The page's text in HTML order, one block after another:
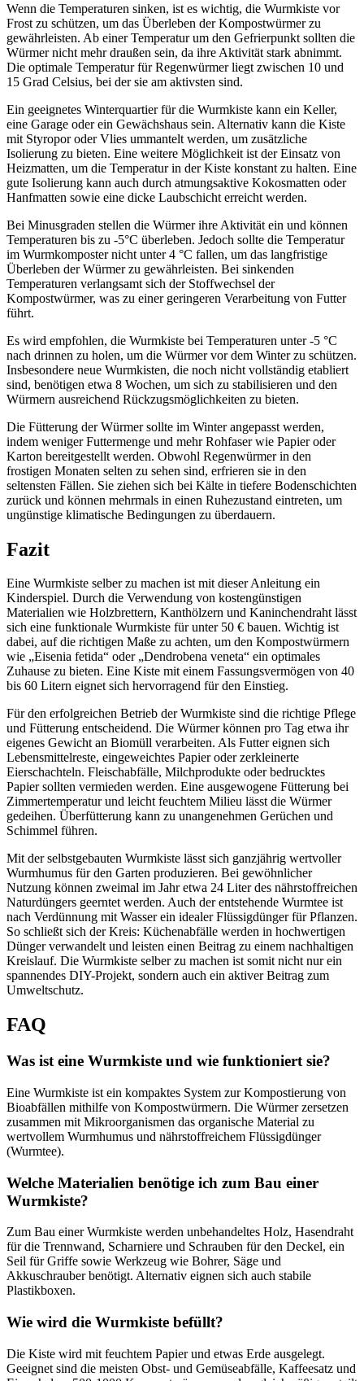
Wenn die Temperaturen sinken, ist es wichtig, die Wurmkiste vor
Frost zu schützen, um das Überleben der Kompostwürmer zu
gewährleisten. Ab einer Temperatur um den Gefrierpunkt sollten die
Würmer nicht mehr draußen sein, da ihre Aktivität stark abnimmt.
Die optimale Temperatur für Regenwürmer liegt zwischen 10 und
15 Grad Celsius, bei der sie am aktivsten sind.
Ein geeignetes Winterquartier für die Wurmkiste kann ein Keller,
eine Garage oder ein Gewächshaus sein. Alternativ kann die Kiste
mit Styropor oder Vlies ummantelt werden, um zusätzliche
Isolierung zu bieten. Eine weitere Möglichkeit ist der Einsatz von
Heizmatten, um die Temperatur in der Kiste konstant zu halten. Eine
gute Isolierung kann auch durch atmungsaktive Kokosmatten oder
Hanfmatten sowie eine dicke Laubschicht erreicht werden.
Bei Minusgraden stellen die Würmer ihre Aktivität ein und können
Temperaturen bis zu -5°C überleben. Jedoch sollte die Temperatur
im Wurmkomposter nicht unter 4 °C fallen, um das langfristige
Überleben der Würmer zu gewährleisten. Bei sinkenden
Temperaturen verlangsamt sich der Stoffwechsel der
Kompostwürmer, was zu einer geringeren Verarbeitung von Futter
führt.
Es wird empfohlen, die Wurmkiste bei Temperaturen unter -5 °C
nach drinnen zu holen, um die Würmer vor dem Winter zu schützen.
Insbesondere neue Wurmkisten, die noch nicht vollständig etabliert
sind, benötigen etwa 8 Wochen, um sich zu stabilisieren und den
Würmern ausreichend Rückzugsmöglichkeiten zu bieten.
Die Fütterung der Würmer sollte im Winter angepasst werden,
indem weniger Futtermenge und mehr Rohfaser wie Papier oder
Karton bereitgestellt werden. Obwohl Regenwürmer in den
frostigen Monaten selten zu sehen sind, erfrieren sie in den
seltensten Fällen. Sie ziehen sich bei Kälte in tiefere Bodenschichten
zurück und können mehrmals in einen Ruhezustand eintreten, um
ungünstige klimatische Bedingungen zu überdauern.
Fazit
Eine Wurmkiste selber zu machen ist mit dieser Anleitung ein
Kinderspiel. Durch die Verwendung von kostengünstigen
Materialien wie Holzbrettern, Kanthölzern und Kaninchendraht lässt
sich eine funktionale Wurmkiste für unter 50 € bauen. Wichtig ist
dabei, auf die richtigen Maße zu achten, um den Kompostwürmern
wie „Eisenia fetida“ oder „Dendrobena veneta“ ein optimales
Zuhause zu bieten. Eine Kiste mit einem Fassungsvermögen von 40
bis 60 Litern eignet sich hervorragend für den Einstieg.
Für den erfolgreichen Betrieb der Wurmkiste sind die richtige Pflege
und Fütterung entscheidend. Die Würmer können pro Tag etwa ihr
eigenes Gewicht an Biomüll verarbeiten. Als Futter eignen sich
Lebensmittelreste, eingeweichtes Papier oder zerkleinerte
Eierschachteln. Fleischabfälle, Milchprodukte oder bedrucktes
Papier sollten vermieden werden. Eine ausgewogene Fütterung bei
Zimmertemperatur und leicht feuchtem Milieu lässt die Würmer
gedeihen. Überfütterung kann zu unangenehmen Gerüchen und
Schimmel führen.
Mit der selbstgebauten Wurmkiste lässt sich ganzjährig wertvoller
Wurmhumus für den Garten produzieren. Bei gewöhnlicher
Nutzung können zweimal im Jahr etwa 24 Liter des nährstoffreichen
Naturdüngers geerntet werden. Auch der entstehende Wurmtee ist
nach Verdünnung mit Wasser ein idealer Flüssigdünger für Pflanzen.
So schließt sich der Kreis: Küchenabfälle werden in hochwertigen
Dünger verwandelt und leisten einen Beitrag zu einem nachhaltigen
Kreislauf. Die Wurmkiste selber zu machen ist somit nicht nur ein
spannendes DIY-Projekt, sondern auch ein aktiver Beitrag zum
Umweltschutz.
FAQ
Was ist eine Wurmkiste und wie funktioniert sie?
Eine Wurmkiste ist ein kompaktes System zur Kompostierung von
Bioabfällen mithilfe von Kompostwürmern. Die Würmer zersetzen
zusammen mit Mikroorganismen das organische Material zu
wertvollem Wurmhumus und nährstoffreichem Flüssigdünger
(Wurmtee).
Welche Materialien benötige ich zum Bau einer
Wurmkiste?
Zum Bau einer Wurmkiste werden unbehandeltes Holz, Hasendraht
für die Trennwand, Scharniere und Schrauben für den Deckel, ein
Seil für Griffe sowie Werkzeug wie Bohrer, Säge und
Akkuschrauber benötigt. Alternativ eignen sich auch stabile
Plastikboxen.
Wie wird die Wurmkiste befüllt?
Die Kiste wird mit feuchtem Papier und etwas Erde ausgelegt.
Geeignet sind die meisten Obst- und Gemüseabfälle, Kaffeesatz und